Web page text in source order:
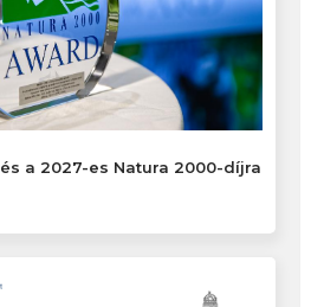
a 2027-es Natura 2000-díjra